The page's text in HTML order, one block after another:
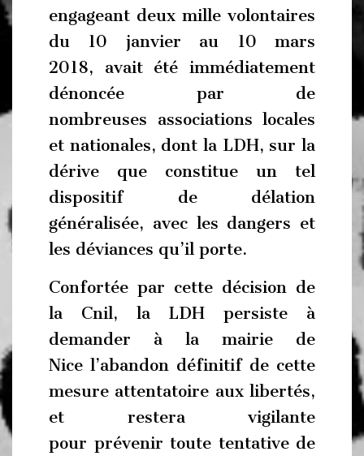
engageant deux mille volontaires
du 10 janvier au 10 mars
2018, avait été immédiatement
dénoncée par de
nombreuses associations locales
et nationales, dont la LDH, sur la
dérive que constitue un tel
dispositif de délation
généralisée, avec les dangers et
les déviances qu’il porte.
Confortée par cette décision de
la Cnil, la LDH persiste à
demander à la mairie de
Nice l’abandon définitif de cette
mesure attentatoire aux libertés,
et restera vigilante
pour prévenir toute tentative de